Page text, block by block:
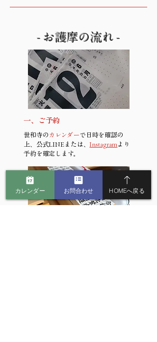
- お護摩の流れ -
一、ご予約
世和寺の カレンダーで日時を確認の
上、公式LINEまたは、Instagram より
予約を確定します。
カレンダー お問合わせ HOMEへ戻る